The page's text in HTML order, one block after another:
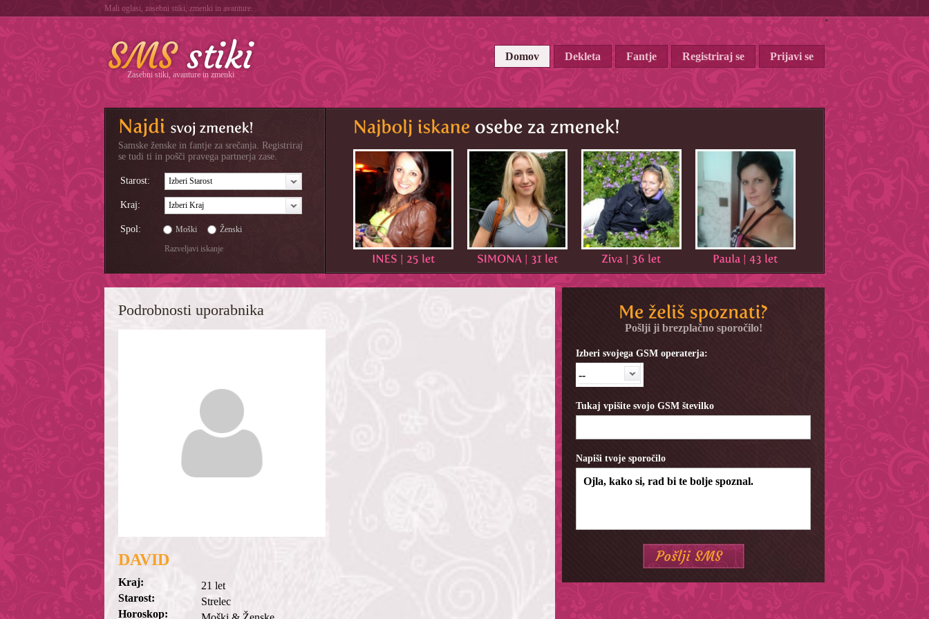
Mali oglasi, zasebni stiki, zmenki in avanture.
Zasebni stiki, avanture in zmenki
Domov Dekleta Fantje Registriraj se Prijavi se
Samske ženske in fantje za srečanja. Registriraj
se tudi ti in pošči pravega partnerja zase.
Starost: Izberi Starost
Kraj: Izberi Kraj
Spol: Moški
Ženski
Razveljavi iskanje
Podrobnosti uporabnika
DAVID
Kraj:
Starost:
Horoskop:
21 let
Strelec
Pošlji ji brezplačno sporočilo!
Izberi svojega GSM operaterja:
--
Tukaj vpišite svojo GSM številko
Napiši tvoje sporočilo
*